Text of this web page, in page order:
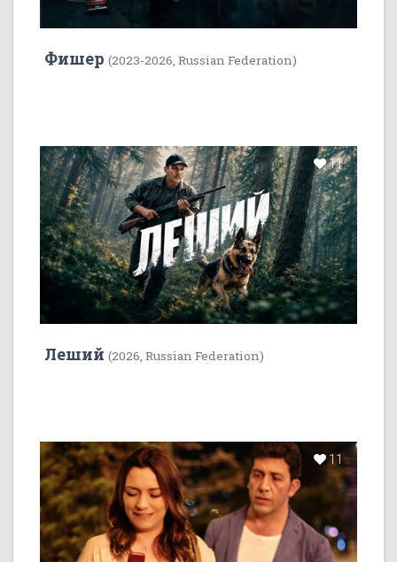
Фишер (2023-2026, Russian Federation)
11
Леший (2026, Russian Federation)
11